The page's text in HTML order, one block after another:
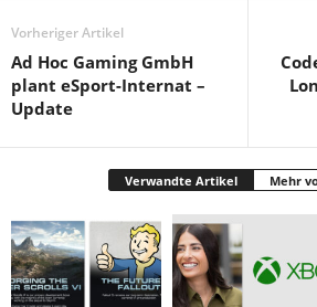
Vorheriger Artikel
Ad Hoc Gaming GmbH
plant eSport-Internat –
Update
Verwandte Artikel Mehr